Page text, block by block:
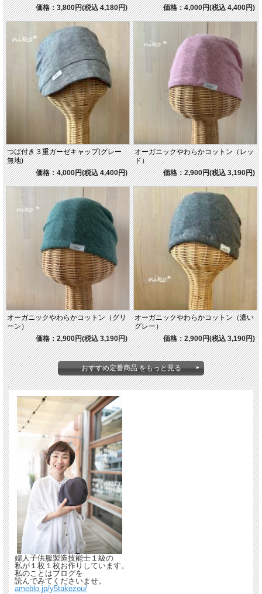
価格：3,800円(税込 4,180円)
価格：4,000円(税込 4,400円)
つば付き３重ガーゼキャップ(グレー
無地)
価格：4,000円(税込 4,400円)
オーガニックやわらかコットン（レッ
ド）
価格：2,900円(税込 3,190円)
オーガニックやわらかコットン（グリ
ーン）
価格：2,900円(税込 3,190円)
オーガニックやわらかコットン（濃い
グレー）
価格：2,900円(税込 3,190円)
おすすめ定番商品 をもっと見る
婦人子供服製造技能士１級の
私が１枚１枚お作りしています。
私のことはブログを
読んでみてくださいませ。
ameblo.jp/y5takezou/